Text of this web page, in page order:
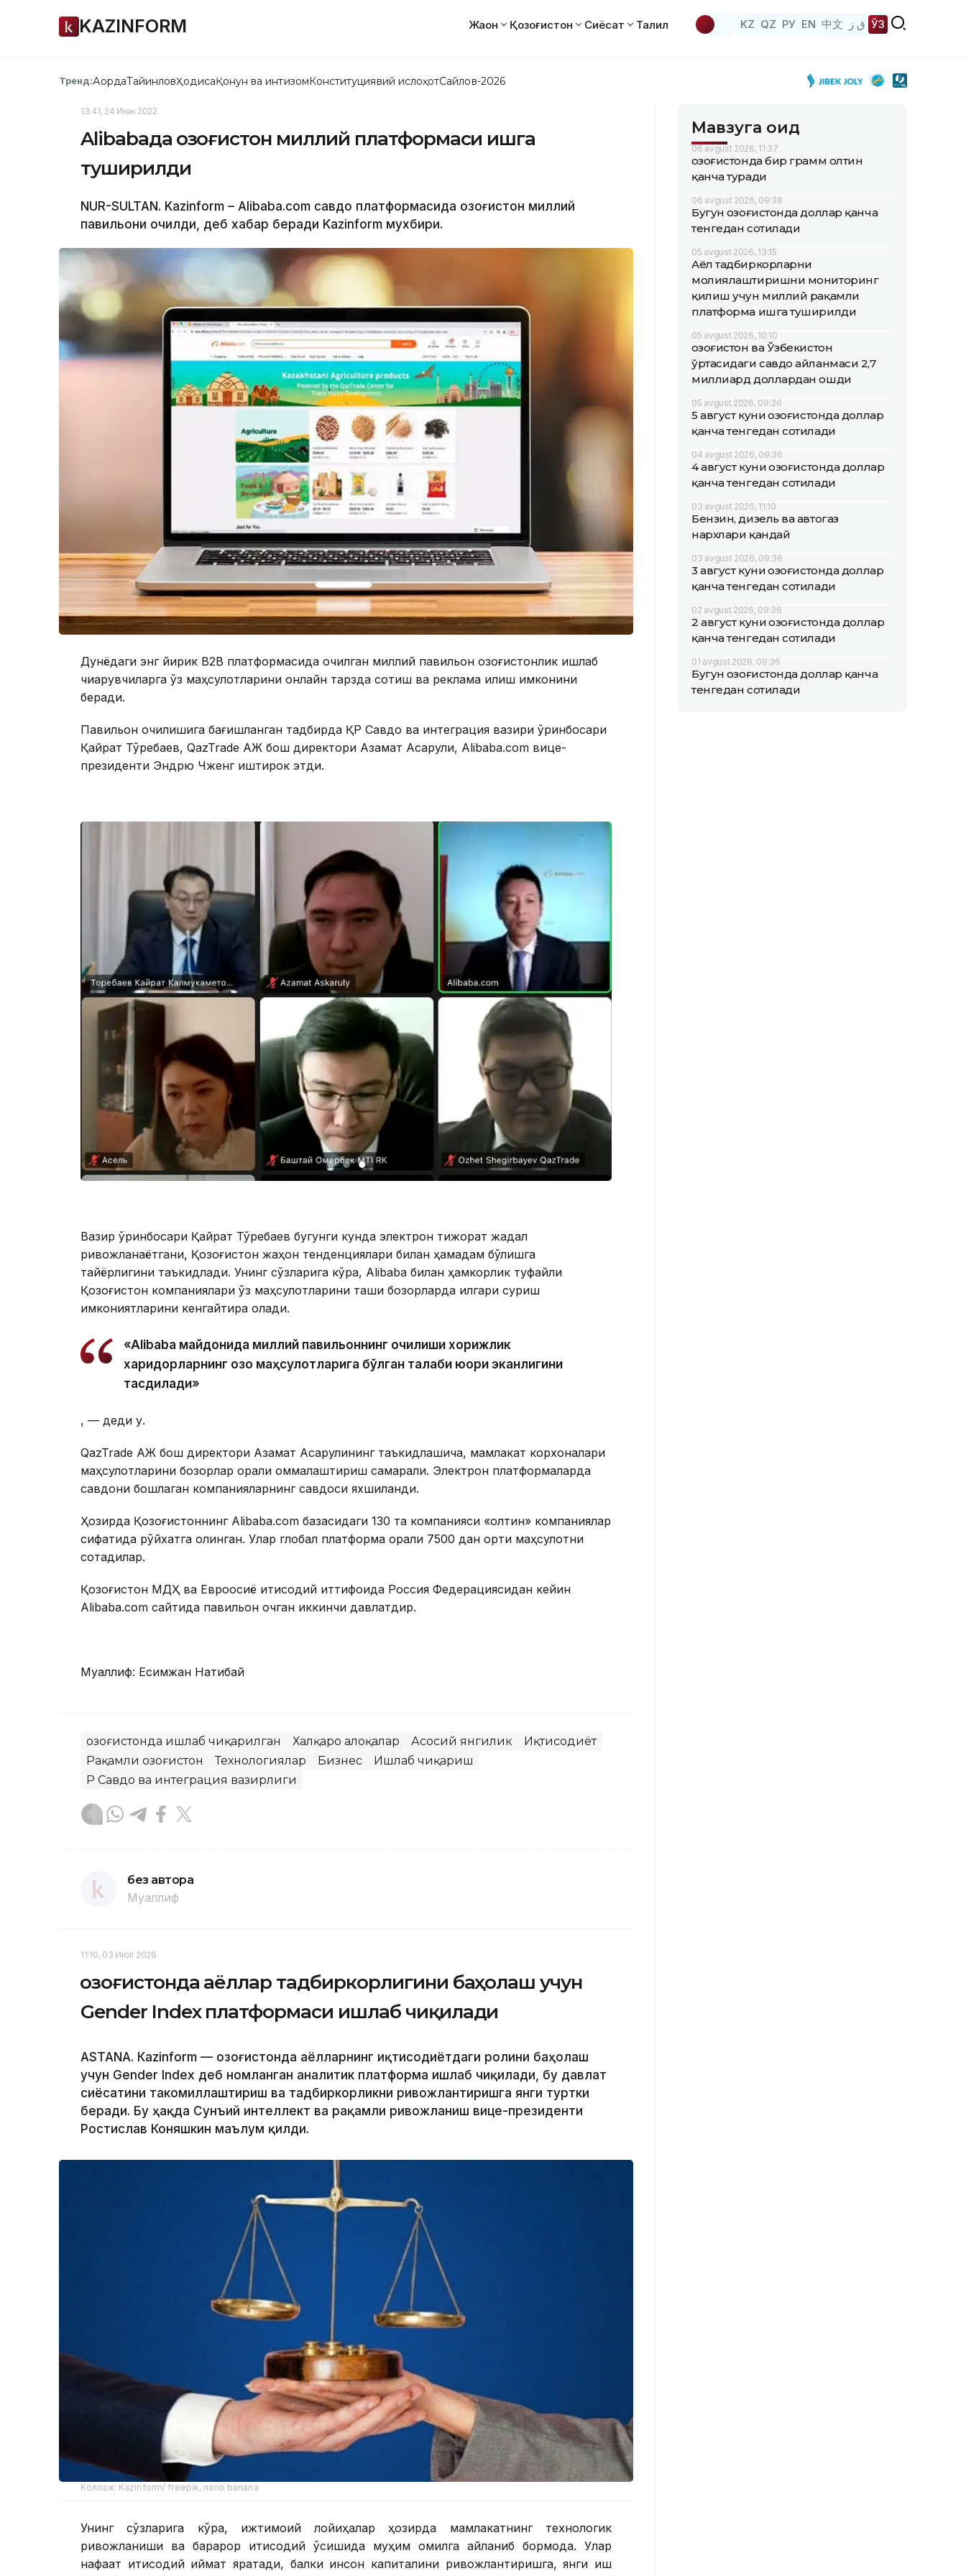
KAZINFORM Жаҳон Қозоғистон Сиёсат Таҳлил KZ QZ РУ EN 中文 ق ز ЎЗ
Тренд:АқордаТайинловҲодисаҚонун ва интизомКонституциявий ислоҳотСайлов-2026
13:41, 24 Июн 2022
Alibabaда Қозоғистон миллий платформаси ишга
туширилди
NUR-SULTAN. Kazinform – Alibaba.com савдо платформасида Қозоғистон миллий
павильони очилди, деб хабар беради Kazinform мухбири.
Дунёдаги энг йирик B2B платформасида очилган миллий павильон қозоғистонлик ишлаб
чиқарувчиларга ўз маҳсулотларини онлайн тарзда сотиш ва реклама қилиш имконини
беради.
Павильон очилишига бағишланган тадбирда ҚР Савдо ва интеграция вазири ўринбосари
Қайрат Тўребаев, QazTrade АЖ бош директори Азамат Асқарули, Alibaba.com вице-
президенти Эндрю Чженг иштирок этди.
Вазир ўринбосари Қайрат Тўребаев бугунги кунда электрон тижорат жадал
ривожланаётгани, Қозоғистон жаҳон тенденциялари билан ҳамқадам бўлишга
тайёрлигини таъкидлади. Унинг сўзларига кўра, Alibaba билан ҳамкорлик туфайли
Қозоғистон компаниялари ўз маҳсулотларини ташқи бозорларда илгари суриш
имкониятларини кенгайтира олади.
«Alibaba майдонида миллий павильоннинг очилиши хорижлик
харидорларнинг қозоқ маҳсулотларига бўлган талаби юқори эканлигини
тасдиқлади»
, — деди у.
QazTrade АЖ бош директори Азамат Асқарулининг таъкидлашича, мамлакат корхоналари
маҳсулотларини бозорлар орқали оммалаштириш самарали. Электрон платформаларда
савдони бошлаган компанияларнинг савдоси яхшиланди.
Ҳозирда Қозоғистоннинг Alibaba.com базасидаги 130 та компанияси «олтин» компаниялар
сифатида рўйхатга олинган. Улар глобал платформа орқали 7500 дан ортиқ маҳсулотни
сотадилар.
Қозоғистон МДҲ ва Евроосиё иқтисодий иттифоқида Россия Федерациясидан кейин
Alibaba.com сайтида павильон очган иккинчи давлатдир.
Муаллиф: Есимжан Нақтибай
Қозоғистонда ишлаб чиқарилган Халқаро алоқалар Асосий янгилик
Иқтисодиёт
Рақамли Қозоғистон
Технологиялар Бизнес
Ишлаб чиқариш
ҚР Савдо ва интеграция вазирлиги
без автора
Муаллиф
11:10, 03 Июл 2026
Қозоғистонда аёллар тадбиркорлигини баҳолаш учун
Gender Index платформаси ишлаб чиқилади
ASTANА. Кazinform — Қозоғистонда аёлларнинг иқтисодиётдаги ролини баҳолаш
учун Gender Index деб номланган аналитик платформа ишлаб чиқилади, бу давлат
сиёсатини такомиллаштириш ва тадбиркорликни ривожлантиришга янги туртки
беради. Бу ҳақда Сунъий интеллект ва рақамли ривожланиш вице-президенти
Ростислав Коняшкин маълум қилди.
Коллаж: Kazinform/ freepik, nano banana
Унинг сўзларига кўра, ижтимоий лойиҳалар ҳозирда мамлакатнинг технологик
ривожланиши ва барқарор иқтисодий ўсишида муҳим омилга айланиб бормоқда. Улар
нафақат иқтисодий қиймат яратади, балки инсон капиталини ривожлантиришга, янги иш
Мавзуга оид
06 avgust 2026, 11:37
Қозоғистонда бир грамм олтин
қанча туради
06 avgust 2026, 09:38
Бугун Қозоғистонда доллар қанча
тенгедан сотилади
05 avgust 2026, 13:15
Аёл тадбиркорларни
молиялаштиришни мониторинг
қилиш учун миллий рақамли
платформа ишга туширилди
05 avgust 2026, 10:10
Қозоғистон ва Ўзбекистон
ўртасидаги савдо айланмаси 2,7
миллиард доллардан ошди
05 avgust 2026, 09:36
5 август куни Қозоғистонда доллар
қанча тенгедан сотилади
04 avgust 2026, 09:36
4 август куни Қозоғистонда доллар
қанча тенгедан сотилади
03 avgust 2026, 11:10
Бензин, дизель ва автогаз
нархлари қандай
03 avgust 2026, 09:36
3 август куни Қозоғистонда доллар
қанча тенгедан сотилади
02 avgust 2026, 09:36
2 август куни Қозоғистонда доллар
қанча тенгедан сотилади
01 avgust 2026, 09:36
Бугун Қозоғистонда доллар қанча
тенгедан сотилади